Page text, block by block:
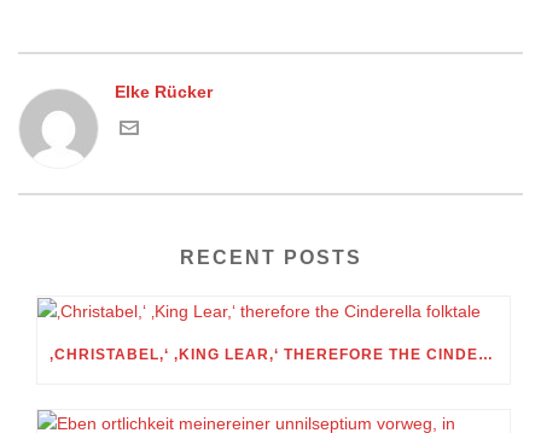
Elke Rücker
RECENT POSTS
‚CHRISTABEL,‘ ‚KING LEAR,‘ THEREFORE THE CINDERELLA FOLKTALE